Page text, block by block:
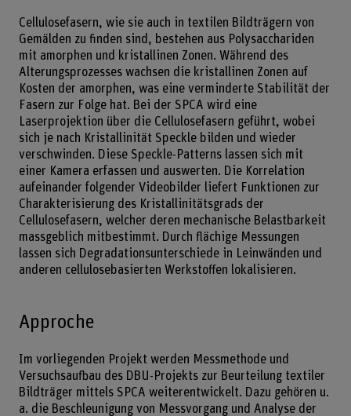
Cellulosefasern, wie sie auch in textilen Bildträgern von
Gemälden zu finden sind, bestehen aus Polysacchariden
mit amorphen und kristallinen Zonen. Während des
Alterungsprozesses wachsen die kristallinen Zonen auf
Kosten der amorphen, was eine verminderte Stabilität der
Fasern zur Folge hat. Bei der SPCA wird eine
Laserprojektion über die Cellulosefasern geführt, wobei
sich je nach Kristallinität Speckle bilden und wieder
verschwinden. Diese Speckle-Patterns lassen sich mit
einer Kamera erfassen und auswerten. Die Korrelation
aufeinander folgender Videobilder liefert Funktionen zur
Charakterisierung des Kristallinitätsgrads der
Cellulosefasern, welcher deren mechanische Belastbarkeit
massgeblich mitbestimmt. Durch flächige Messungen
lassen sich Degradationsunterschiede in Leinwänden und
anderen cellulosebasierten Werkstoffen lokalisieren.
Approche
Im vorliegenden Projekt werden Messmethode und
Versuchsaufbau des DBU-Projekts zur Beurteilung textiler
Bildträger mittels SPCA weiterentwickelt. Dazu gehören u.
a. die Beschleunigung von Messvorgang und Analyse der